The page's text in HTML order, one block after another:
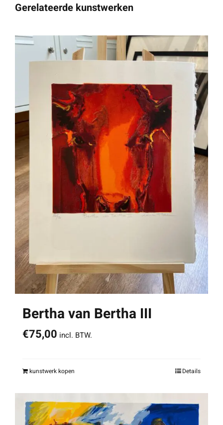
Gerelateerde kunstwerken
Bertha van Bertha III
€75,00 incl. BTW.
kunstwerk kopen Details